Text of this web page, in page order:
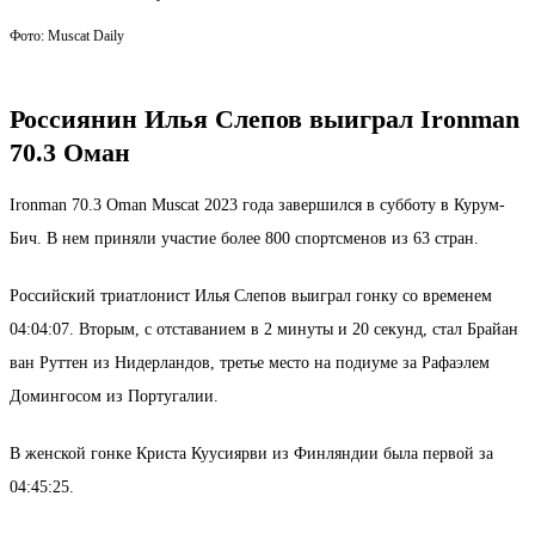
Фото: Muscat Daily
Россиянин Илья Слепов выиграл Ironman
70.3 Оман
Ironman 70.3 Oman Muscat 2023 года завершился в субботу в Курум-
Бич. В нем приняли участие более 800 спортсменов из 63 стран.
Российский триатлонист Илья Слепов выиграл гонку со временем
04:04:07. Вторым, с отставанием в 2 минуты и 20 секунд, стал Брайан
ван Руттен из Нидерландов, третье место на подиуме за Рафаэлем
Домингосом из Португалии.
В женской гонке Криста Куусиярви из Финляндии была первой за
04:45:25.